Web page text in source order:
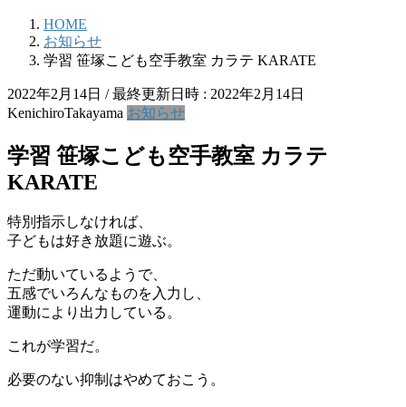
HOME
お知らせ
学習 笹塚こども空手教室 カラテ KARATE
2022年2月14日 / 最終更新日時 : 2022年2月14日
KenichiroTakayama お知らせ
学習 笹塚こども空手教室 カラテ
KARATE
特別指示しなければ、
子どもは好き放題に遊ぶ。
ただ動いているようで、
五感でいろんなものを入力し、
運動により出力している。
これが学習だ。
必要のない抑制はやめておこう。